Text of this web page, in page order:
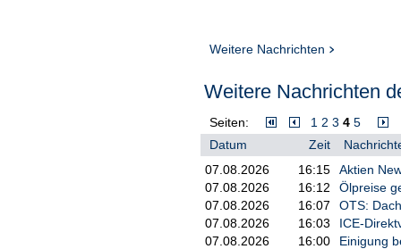
"Wer die Umsetzung der EU-
weiterhin schlechter bezahlt
sozialer und pflegerischer
Frauen."
Deutschland will Veränderungen
Familienministerin Karin Prien
Deutschland sei "auch mit
Veränderungen bei
wahrscheinlich um eine
müsse aber weiter politisches
Weitere Nachrichten
Weitere Nachrichten
Seiten: 1 2 3 4 5
Datum
Zeit
07.08.2026
16:15
Aktien
07.08.2026
16:12
Ölpreise
07.08.2026
16:07
OTS:
07.08.2026
16:03
ICE-
07.08.2026
16:00
Einigung